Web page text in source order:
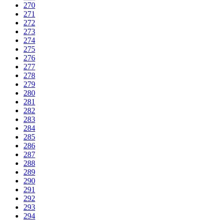
270
271
272
273
274
275
276
277
278
279
280
281
282
283
284
285
286
287
288
289
290
291
292
293
294